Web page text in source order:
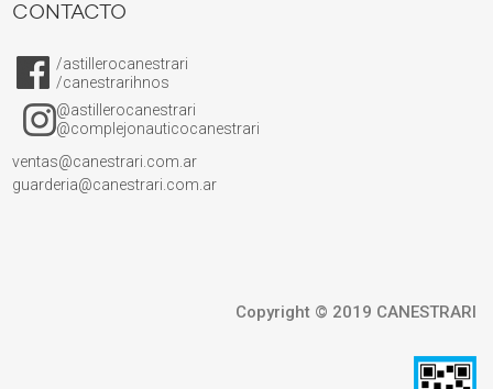
CONTACTO
/astillerocanestrari
/canestrarihnos
@astillerocanestrari
@complejonauticocanestrari
ventas@canestrari.com.ar
guarderia@canestrari.com.ar
Copyright © 2019 CANESTRARI